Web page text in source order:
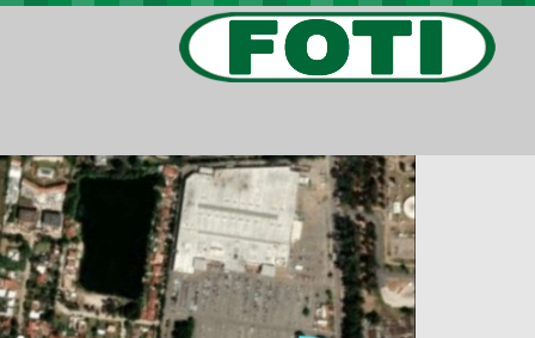
BARRIOS PRIVADOS
VIV. SOCIAL
CONTACTO